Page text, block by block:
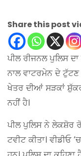
Share this post
ਪੀਲ ਰੀਜਨਲ ਪੁਲਿਸ
ਨਾਲ ਵਾਟਰਮੇਨ ਦੇ
ਖੇਤਰ ਦੀਆਂ ਸੜਕਾਂ
ਨਹੀਂ ਹੈ।
ਪੀਲ ਪੁਲਿਸ ਨੇ ਲੇਕਸ਼ੋਰ
ਟਵੀਟ ਕੀਤਾ। ਵੀਡੀਓ